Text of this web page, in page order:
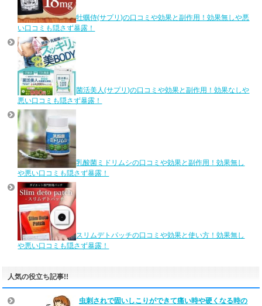
牡蠣侍(サプリ)の口コミや効果と副作用！効果無しや悪
い口コミも隠さず暴露！
菌活美人(サプリ)の口コミや効果と副作用！効果なしや
悪い口コミも隠さず暴露！
乳酸菌ミドリムシの口コミや効果と副作用！効果無し
や悪い口コミも隠さず暴露！
スリムデトパッチの口コミや効果と使い方！効果無し
や悪い口コミも隠さず暴露！
人気の役立ち記事!!
虫刺されで固いしこりができて痛い時や硬くなる時の